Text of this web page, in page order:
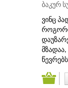
ბაკურ
ვინც